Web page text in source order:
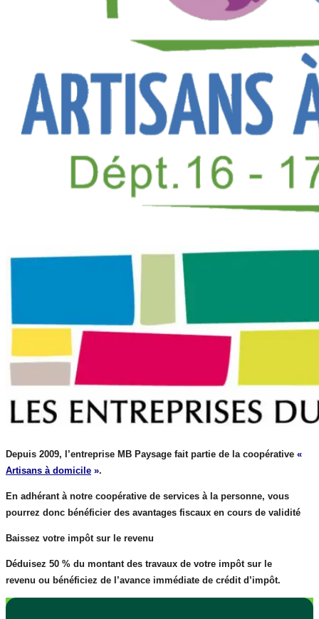
Depuis 2009, l’entreprise MB Paysage fait partie de la coopérative «
Artisans à domicile ».
En adhérant à notre coopérative de services à la personne, vous
pourrez donc bénéficier des avantages fiscaux en cours de validité
Baissez votre impôt sur le revenu
Déduisez 50 % du montant des travaux de votre impôt sur le
revenu ou bénéficiez de l’avance immédiate de crédit d’impôt.